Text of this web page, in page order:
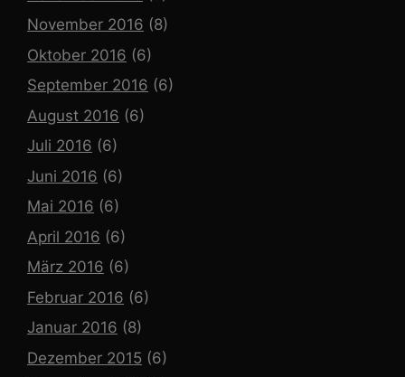
November 2016 (8)
Oktober 2016 (6)
September 2016 (6)
August 2016 (6)
Juli 2016 (6)
Juni 2016 (6)
Mai 2016 (6)
April 2016 (6)
März 2016 (6)
Februar 2016 (6)
Januar 2016 (8)
Dezember 2015 (6)